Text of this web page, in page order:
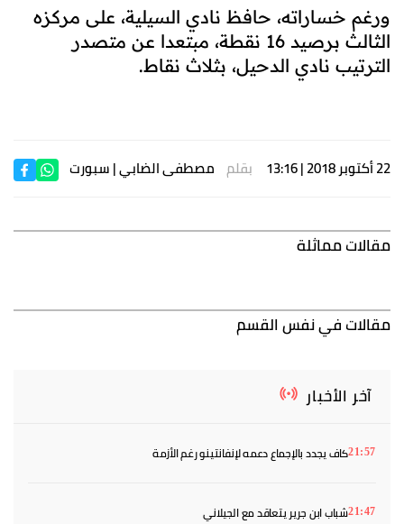
ورغم خساراته، حافظ نادي السيلية، على مركزه
الثالث برصيد 16 نقطة، مبتعدا عن متصدر
الترتيب نادي الدحيل، بثلاث نقاط.
22 أكتوبر 2018 | 13:16 بقلم مصطفى الضابي| سبورت
مقالات مماثلة
مقالات في نفس القسم
آخر الأخبار
21:57كاف يجدد بالإجماع دعمه لإنفانتينو رغم الأزمة
21:47شباب ابن جرير يتعاقد مع الجيلاني